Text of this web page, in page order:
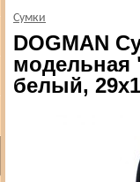
Сумки
DOGMAN
модельная
белый,